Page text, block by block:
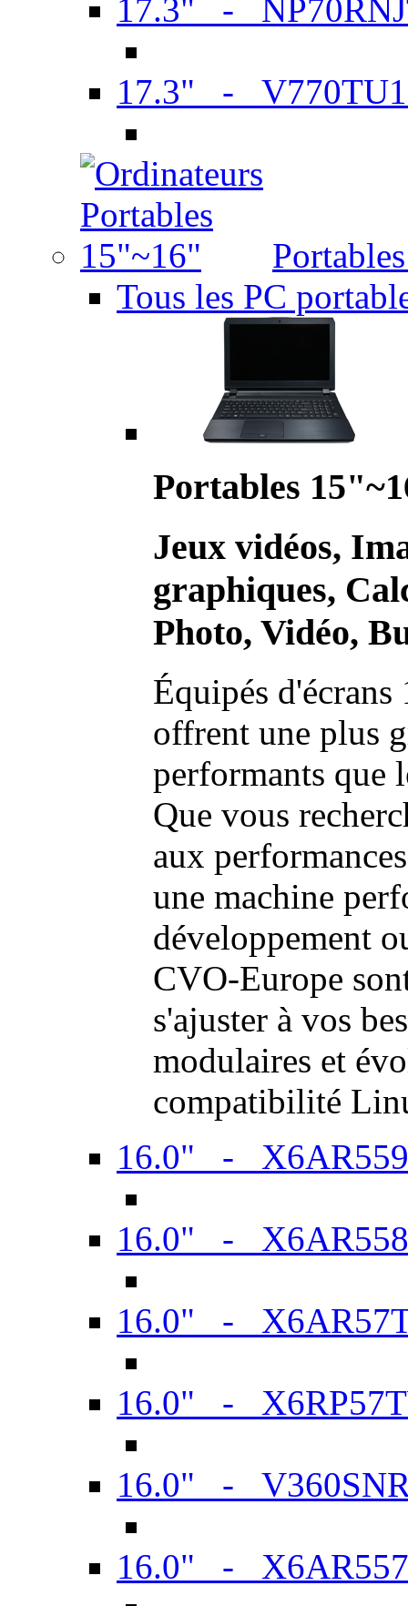
17.3" -
17.3" -
Tous les PC
Portables
Jeux vidéos,
graphiques,
Photo, Vidéo,
Équipés
offrent une plus
performants que
Que vous
aux
une machine
développement
CVO-Europe
s'ajuster à vos
modulaires et
compatibilité
16.0" -
16.0" -
16.0" -
16.0" -
16.0" -
16.0" -